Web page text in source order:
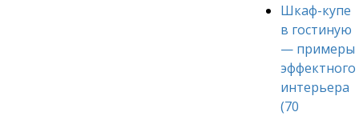
Шкаф-купе
в гостиную
— примеры
эффектного
интерьера
(70